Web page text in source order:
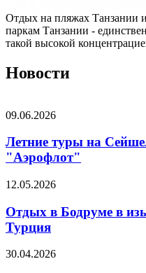
Отдых на пляжах Танзании
паркам Танзании -
такой высокой
Новости
09.06.2026
Летние туры на
"Аэрофлот"
12.05.2026
Отдых в Бодруме в
Турция
30.04.2026